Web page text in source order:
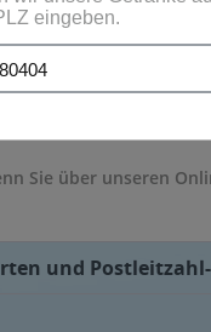
1821 Prosecco und
Sie über unseren
und